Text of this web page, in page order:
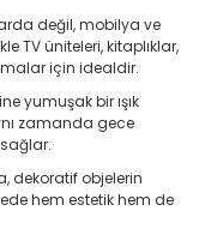
değil, mobilya ve
TV üniteleri, kitaplıklar,
için idealdir.
yumuşak bir ışık
zamanda gece
dekoratif objelerin
hem estetik hem de